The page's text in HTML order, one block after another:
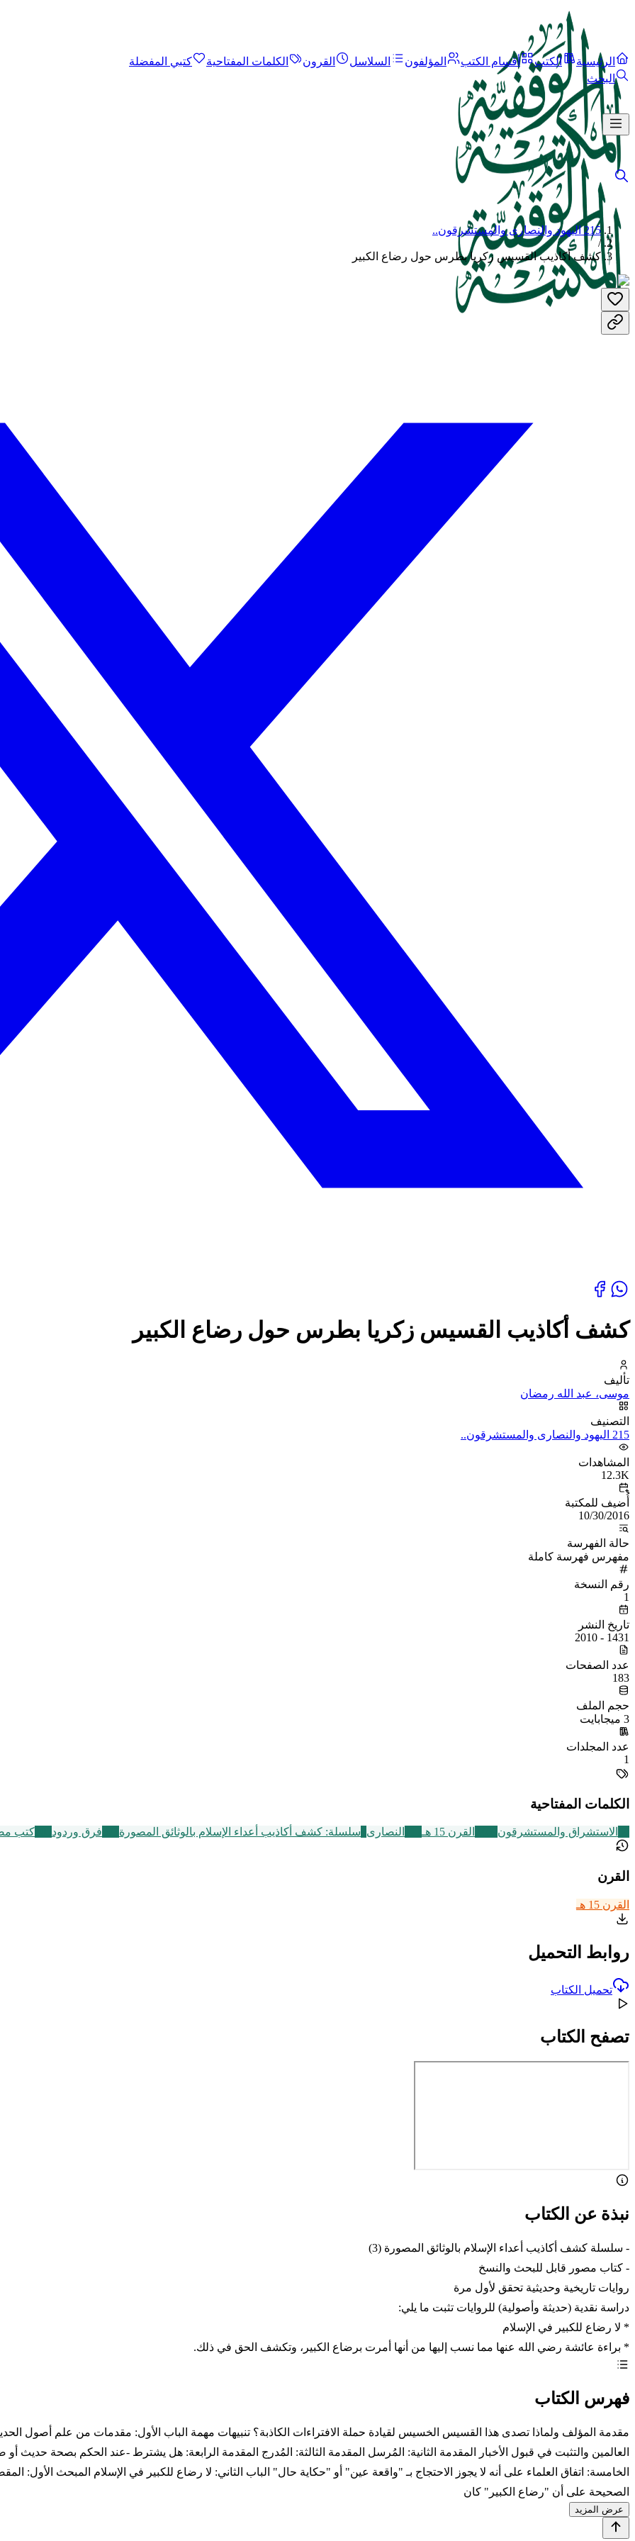
الرئيسية الكتب أقسام الكتب المؤلفون السلاسل القرون الكلمات المفتاحية
كتبي المفضلة
البحث
215 اليهود والنصارى والمستشرقون..
/
كشف أكاذيب القسيس زكريا بطرس حول رضاع الكبير
كشف أكاذيب القسيس زكريا بطرس حول رضاع الكبير
تأليف
موسى، عبد الله رمضان
التصنيف
215 اليهود والنصارى والمستشرقون..
المشاهدات
12.3K
أُضيف للمكتبة
10/30/2016
حالة الفهرسة
مفهرس فهرسة كاملة
رقم النسخة
1
تاريخ النشر
1431 - 2010
عدد الصفحات
183
حجم الملف
3 ميجابايت
عدد المجلدات
1
الكلمات المفتاحية
الاستشراق والمستشرقون القرن 15 هـ النصارى سلسلة: كشف أكاذيب أعداء الإسلام بالوثائق المصورة فرق وردود كتب
القرن
القرن 15 هـ
روابط التحميل
تحميل الكتاب
تصفح الكتاب
نبذة عن الكتاب
- سلسلة كشف أكاذيب أعداء الإسلام بالوثائق المصورة (3)
- كتاب مصور قابل للبحث والنسخ
روايات تاريخية وحديثية تحقق لأول مرة
دراسة نقدية (حديثة وأصولية) للروايات تثبت ما يلي:
* لا رضاع للكبير في الإسلام
* براءة عائشة رضي الله عنها مما نسب إليها من أنها أمرت برضاع الكبير، وتكشف الحق في ذلك.
فهرس الكتاب
مقدمة المؤلف ولماذا تصدى هذا القسيس الخسيس لقيادة حملة الافتراءات الكاذبة؟ تنبيهات مهمة الباب الأول: مقدمات من علم أصول
العالمين والتثبت في قبول الأخبار المقدمة الثانية: المُرسل المقدمة الثالثة: المُدرج المقدمة الرابعة: هل يشترط -عند الحكم بصحة حديث
الخامسة: اتفاق العلماء على أنه لا يجوز الاحتجاج بـ "واقعة عين" أو "حكاية حال" الباب الثاني: لا رضاع للكبير في الإسلام المبحث الأول:
الصحيحة على أن "رضاع الكبير" كان
عرض المزيد